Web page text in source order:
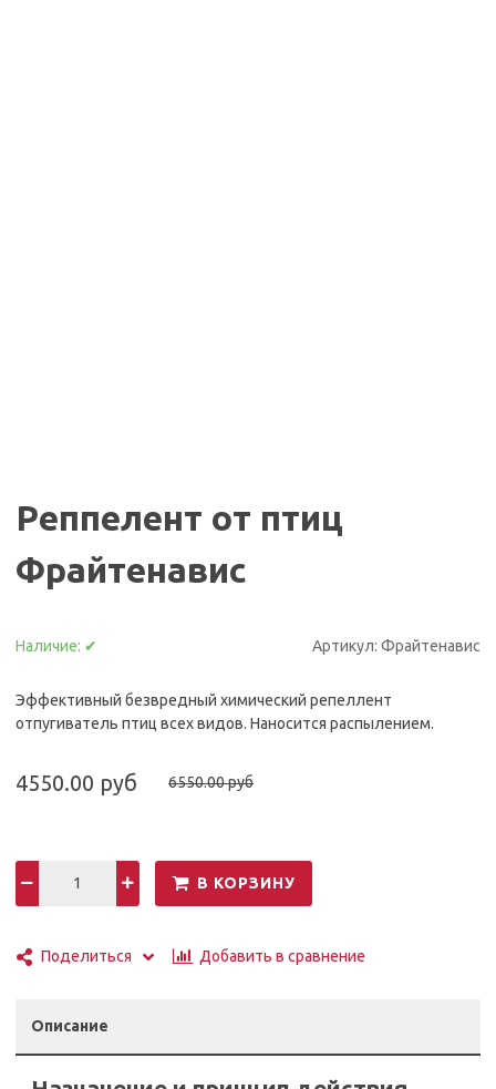
Реппелент от птиц
Фрайтенавис
Наличие: ✔ Артикул: Фрайтенавис
Эффективный безвредный химический репеллент
отпугиватель птиц всех видов. Наносится распылением.
4550.00 руб 6550.00 руб
В КОРЗИНУ
Поделиться Добавить в сравнение
Описание